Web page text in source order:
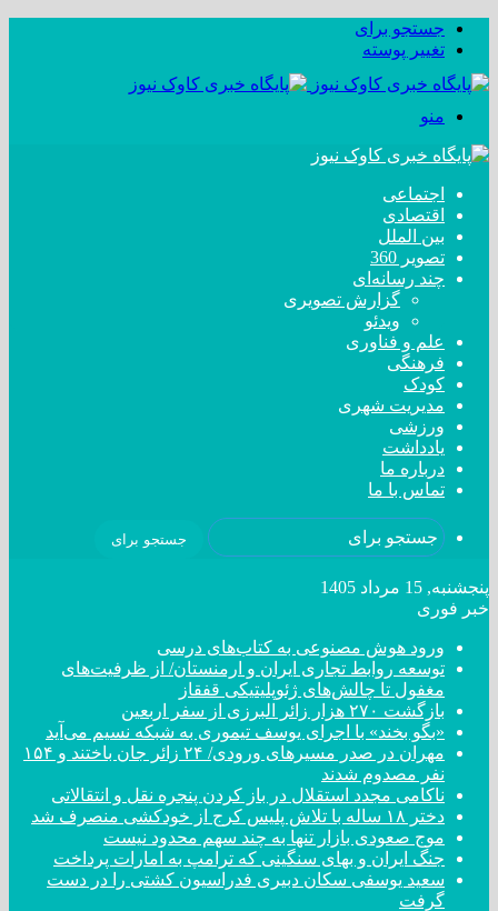
جستجو برای
تغییر پوسته
منو
اجتماعی
اقتصادی
بین الملل
تصویر 360
چند رسانه‌ای
گزارش تصویری
ویدئو
علم و فناوری
فرهنگی
کودک
مدیریت شهری
ورزشی
یادداشت
درباره ما
تماس با ما
جستجو برای
پنجشنبه, 15 مرداد 1405
خبر فوری
ورود هوش مصنوعی به کتاب‌های درسی
توسعه روابط تجاری ایران و ارمنستان/ از ظرفیت‌های
مغفول تا چالش‌های ژئوپلیتیکی قفقاز
بازگشت ۲۷۰ هزار زائر البرزی از سفر اربعین
«بگو بخند» با اجرای یوسف تیموری به شبکه نسیم می‌آید
مهران در صدر مسیر‌های ورودی/ ۲۴ زائر جان باختند و ۱۵۴
نفر مصدوم شدند
ناکامی مجدد استقلال در باز کردن پنجره نقل و انتقالاتی
دختر ‌۱۸‌ ‌ساله‌ با تلاش پلیس کرج از خودکشی منصرف شد
موج صعودی بازار تنها به چند سهم محدود نیست
جنگ ایران و بهای سنگینی که ترامپ به امارات پرداخت
سعید یوسفی سکان دبیری فدراسیون کشتی را در دست
گرفت